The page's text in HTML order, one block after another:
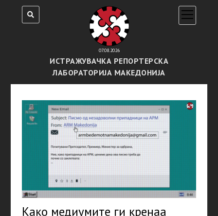
07.08.2026
ИСТРАЖУВАЧКА РЕПОРТЕРСКА
ЛАБОРАТОРИЈА МАКЕДОНИЈА
open
menu
Како медиумите ги кренаа